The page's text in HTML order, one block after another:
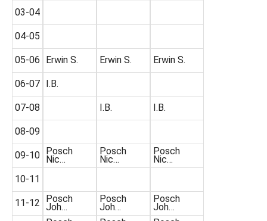
03-04
04-05
05-06
06-07
07-08
08-09
09-10
10-11
11-12
Erwin S.
I.B.
Posch
Nic…
Posch
Joh…
Erwin S.
I.B.
Posch
Nic…
Posch
Joh…
Erwin S.
I.B.
Posch
Nic…
Posch
Joh…